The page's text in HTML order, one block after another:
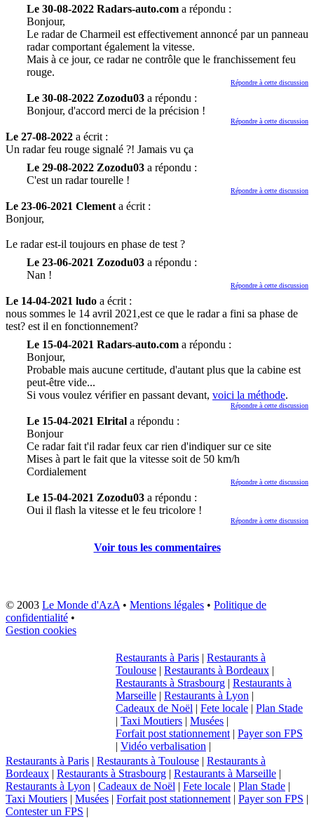
Le 30-08-2022 Radars-auto.com a répondu :
Bonjour,
Le radar de Charmeil est effectivement annoncé par un panneau
radar comportant également la vitesse.
Mais à ce jour, ce radar ne contrôle que le franchissement feu
rouge.
Répondre à cette discussion
Le 30-08-2022 Zozodu03 a répondu :
Bonjour, d'accord merci de la précision !
Répondre à cette discussion
Le 27-08-2022 a écrit :
Un radar feu rouge signalé ?! Jamais vu ça
Le 29-08-2022 Zozodu03 a répondu :
C'est un radar tourelle !
Répondre à cette discussion
Le 23-06-2021 Clement a écrit :
Bonjour,
Le radar est-il toujours en phase de test ?
Le 23-06-2021 Zozodu03 a répondu :
Nan !
Répondre à cette discussion
Le 14-04-2021 ludo a écrit :
nous sommes le 14 avril 2021,est ce que le radar a fini sa phase de
test? est il en fonctionnement?
Le 15-04-2021 Radars-auto.com a répondu :
Bonjour,
Probable mais aucune certitude, d'autant plus que la cabine est
peut-être vide...
Si vous voulez vérifier en passant devant, voici la méthode.
Répondre à cette discussion
Le 15-04-2021 Elrital a répondu :
Bonjour
Ce radar fait t'il radar feux car rien d'indiquer sur ce site
Mises à part le fait que la vitesse soit de 50 km/h
Cordialement
Répondre à cette discussion
Le 15-04-2021 Zozodu03 a répondu :
Oui il flash la vitesse et le feu tricolore !
Répondre à cette discussion
Voir tous les commentaires
© 2003 Le Monde d'AzA • Mentions légales • Politique de
confidentialité •
Gestion cookies
Restaurants à Paris | Restaurants à
Toulouse | Restaurants à Bordeaux |
Restaurants à Strasbourg | Restaurants à
Marseille | Restaurants à Lyon |
Cadeaux de Noël | Fete locale | Plan Stade
| Taxi Moutiers | Musées |
Forfait post stationnement | Payer son FPS
| Vidéo verbalisation |
Restaurants à Paris | Restaurants à Toulouse | Restaurants à
Bordeaux | Restaurants à Strasbourg | Restaurants à Marseille |
Restaurants à Lyon | Cadeaux de Noël | Fete locale | Plan Stade |
Taxi Moutiers | Musées | Forfait post stationnement | Payer son FPS |
Contester un FPS |